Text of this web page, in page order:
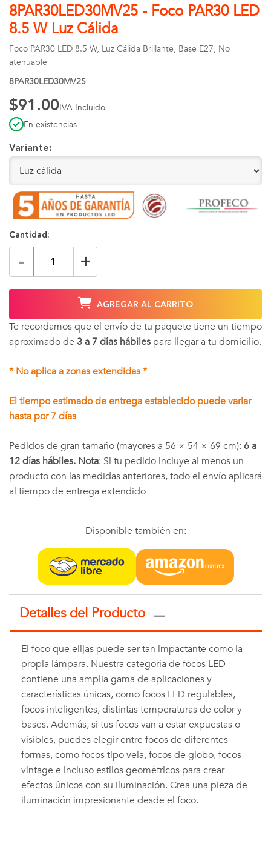
8PAR30LED30MV25 - Foco PAR30 LED
8.5 W Luz Cálida
Foco PAR30 LED 8.5 W, Luz Cálida Brillante, Base E27, No
atenuable
8PAR30LED30MV25
$91.00IVA Incluido
En existencias
Variante:
Cantidad:
- +
AGREGAR AL CARRITO
Te recordamos que el envío de tu paquete tiene un tiempo
aproximado de 3 a 7 días hábiles para llegar a tu domicilio.
* No aplica a zonas extendidas *
El tiempo estimado de entrega establecido puede variar
hasta por 7 días
Pedidos de gran tamaño (mayores a 56 × 54 × 69 cm): 6 a
12 días hábiles. Nota: Si tu pedido incluye al menos un
producto con las medidas anteriores, todo el envío aplicará
al tiempo de entrega extendido
Disponible también en:
Detalles del Producto
El foco que elijas puede ser tan impactante como la
propia lámpara. Nuestra categoría de focos LED
contiene una amplia gama de aplicaciones y
características únicas, como focos LED regulables,
focos inteligentes, distintas temperaturas de color y
bases. Además, si tus focos van a estar expuestas o
visibles, puedes elegir entre focos de diferentes
formas, como focos tipo vela, focos de globo, focos
vintage e incluso estilos geométricos para crear
efectos únicos con su iluminación. Crea una pieza de
iluminación impresionante desde el foco.